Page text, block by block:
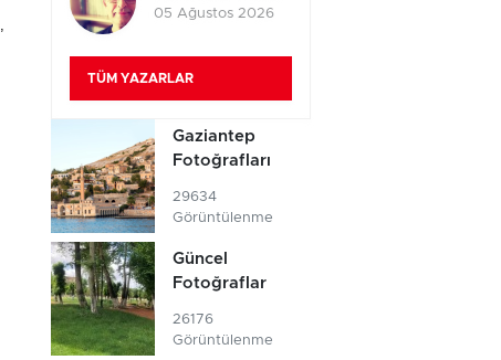
05 Ağustos 2026
TÜM YAZARLAR
Gaziantep
Fotoğrafları
29634
Görüntülenme
Güncel
Fotoğraflar
26176
Görüntülenme